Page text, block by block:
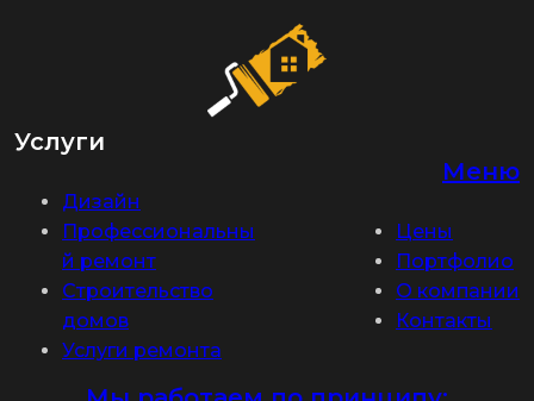
Услуги
Дизайн
Профессиональны
й ремонт
Строительство
домов
Услуги ремонта
Меню
Цены
Портфолио
О компании
Контакты